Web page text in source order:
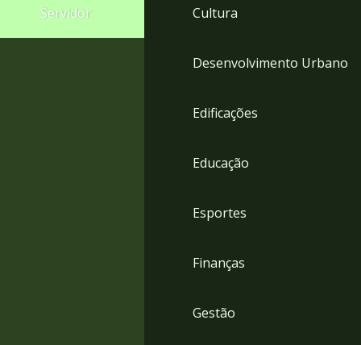
para
Servidor Cultura
Desenvolvimento Urbano
Edificações
Educação
Esportes
Finanças
Gestão